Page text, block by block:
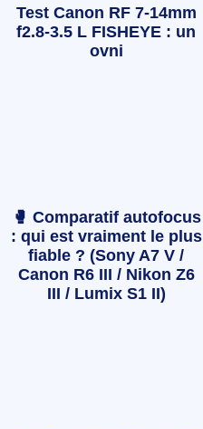
Test Canon RF 7-14mm
f2.8-3.5 L FISHEYE : un
ovni
🥊 Comparatif autofocus
: qui est vraiment le plus
fiable ? (Sony A7 V /
Canon R6 III / Nikon Z6
III / Lumix S1 II)